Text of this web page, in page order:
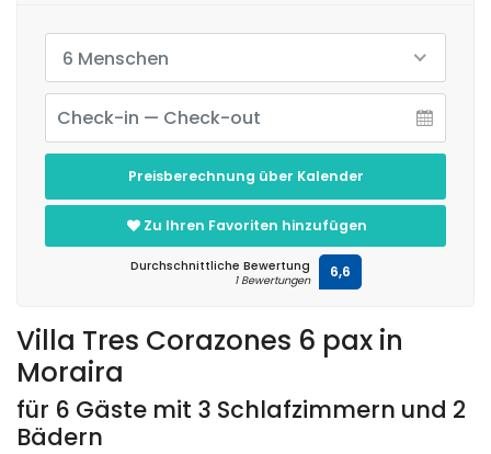
Villa Tres Corazones 6 pax in
Moraira
für 6 Gäste mit 3 Schlafzimmern und 2
Bädern
6 Menschen
Preisberechnung über Kalender
Zu Ihren Favoriten hinzufügen
Durchschnittliche Bewertung
1 Bewertungen 6,6